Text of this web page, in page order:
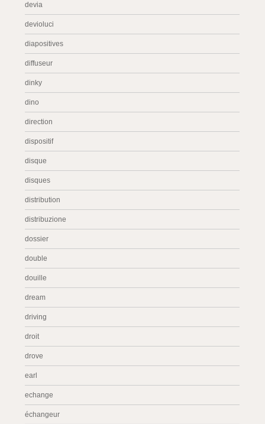
devia
devioluci
diapositives
diffuseur
dinky
dino
direction
dispositif
disque
disques
distribution
distribuzione
dossier
double
douille
dream
driving
droit
drove
earl
echange
échangeur